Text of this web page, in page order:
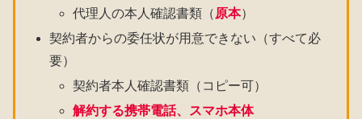
代理人の本人確認書類（ 原本）
契約者からの委任状が用意できない（すべて必
要）
契約者本人確認書類（コピー可）
解約する携帯電話、スマホ本体